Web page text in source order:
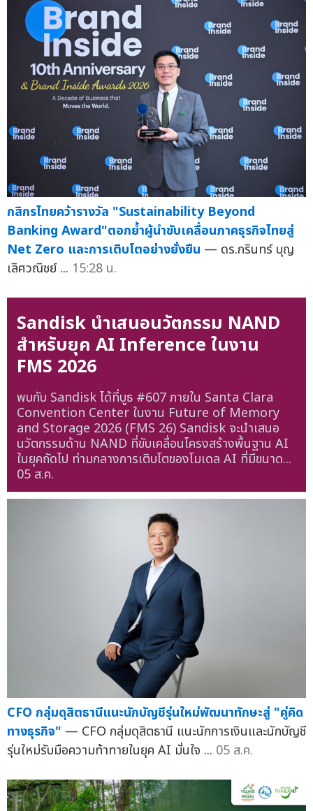
กสิกรไทยคว้ารางวัล "Sustainability Beyond
Banking Award"ตอกย้ำผู้นำขับเคลื่อนภาคธุรกิจไทยสู่
Net Zero และการเติบโตอย่างยั่งยืน — ดร.กรินทร์ บุญ
เลิศวณิชย์ ... 15:28 น.
Sandisk นำเสนอนวัตกรรม NAND
สำหรับยุค AI Inference ในงาน
FMS 2026
พบกับ Sandisk ได้ที่บูธ #607 ภายใน Santa Clara
Convention Center ในงาน Future of Memory
and Storage 2026 (FMS 26) Sandisk จะนำเสนอ
นวัตกรรมด้าน NAND ที่ขับเคลื่อนโครงสร้างพื้นฐาน AI
ในยุคถัดไป ท่ามกลางการเติบโตของโมเดล AI ที่มีขนาด...
05 ส.ค.
CFO กลุ่มดุสิตธานีแนะนักบัญชีรุ่นใหม่พัฒนาทักษะสู่ "คู่คิด
ทางธุรกิจ" — CFO กลุ่มดุสิตธานี แนะนักการเงินและนักบัญชี
รุ่นใหม่รับมือความท้าทายในยุค AI มั่นใจ ... 05 ส.ค.